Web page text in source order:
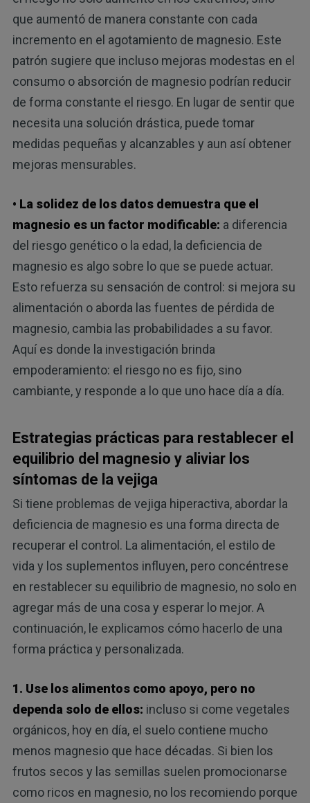
que aumentó de manera constante con cada
incremento en el agotamiento de magnesio. Este
patrón sugiere que incluso mejoras modestas en el
consumo o absorción de magnesio podrían reducir
de forma constante el riesgo. En lugar de sentir que
necesita una solución drástica, puede tomar
medidas pequeñas y alcanzables y aun así obtener
mejoras mensurables.
• La solidez de los datos demuestra que el
magnesio es un factor modificable: a diferencia
del riesgo genético o la edad, la deficiencia de
magnesio es algo sobre lo que se puede actuar.
Esto refuerza su sensación de control: si mejora su
alimentación o aborda las fuentes de pérdida de
magnesio, cambia las probabilidades a su favor.
Aquí es donde la investigación brinda
empoderamiento: el riesgo no es fijo, sino
cambiante, y responde a lo que uno hace día a día.
Estrategias prácticas para restablecer el
equilibrio del magnesio y aliviar los
síntomas de la vejiga
Si tiene problemas de vejiga hiperactiva, abordar la
deficiencia de magnesio es una forma directa de
recuperar el control. La alimentación, el estilo de
vida y los suplementos influyen, pero concéntrese
en restablecer su equilibrio de magnesio, no solo en
agregar más de una cosa y esperar lo mejor. A
continuación, le explicamos cómo hacerlo de una
forma práctica y personalizada.
1. Use los alimentos como apoyo, pero no
dependa solo de ellos: incluso si come vegetales
orgánicos, hoy en día, el suelo contiene mucho
menos magnesio que hace décadas. Si bien los
frutos secos y las semillas suelen promocionarse
como ricos en magnesio, no los recomiendo porque